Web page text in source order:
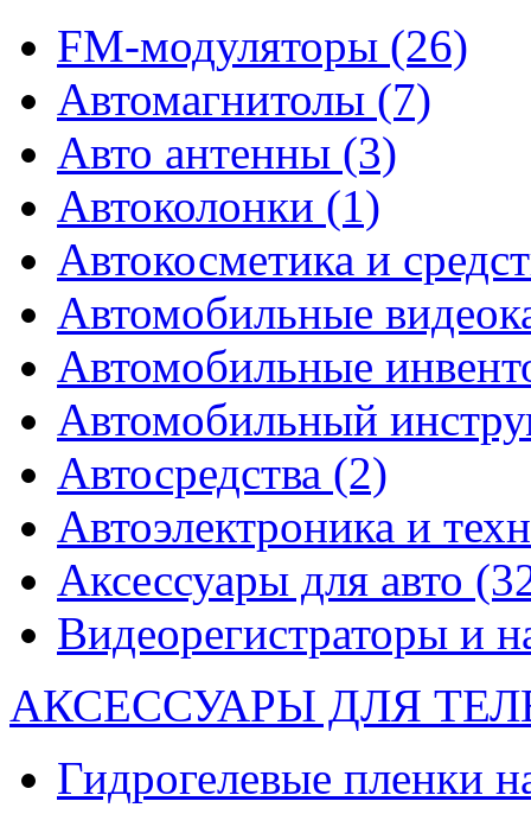
FM-модуляторы (26)
Автомагнитолы (7)
Авто антенны (3)
Автоколонки (1)
Автокосметика и
Автомобильные
Автомобильные
Автомобильный
Автосредства (2)
Автоэлектроника и
Аксессуары для авто
Видеорегистраторы и
АКСЕССУАРЫ ДЛЯ
Гидрогелевые пленки